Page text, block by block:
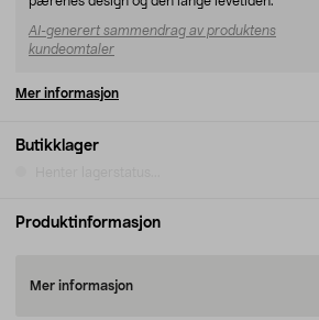
Butikklager
AI-generert sammendrag av produktens
kundeomtaler
Mer informasjon
Produktinformasjon
Mer informasjon